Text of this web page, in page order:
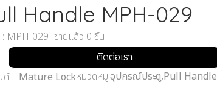
Handle MPH-029
: MPH-029 ขายแล้ว 0 ชิ้น
ติดต่อเรา
ด์: Mature Lockหมวดหมู่:อุปกรณ์ประตู,Pull Handle